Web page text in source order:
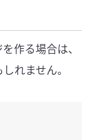
作る場合は、
れません。